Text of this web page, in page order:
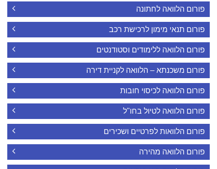
פורום הלוואה לחתונה
פורום תנאי מימון לרכישת רכב
פורום הלוואה ללימודים וסטודנטים
פורום משכנתא – הלוואה לקניית דירה
פורום הלוואה לכיסוי חובות
פורום הלוואה לטיול בחו"ל
פורום הלוואות לפרטיים ושכירים
פורום הלוואה מהירה